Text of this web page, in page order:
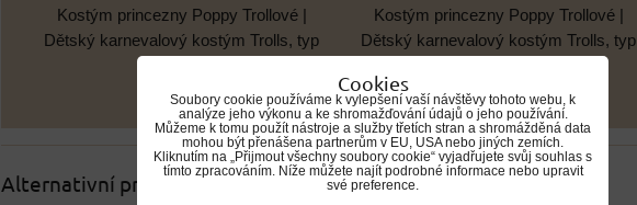
Kostým princezny Poppy Trollové |
Dětský karnevalový kostým Trolls, typ
Kostým princezny Poppy Trollové |
Dětský karnevalový kostým Trolls, typ
Alternativní produkty
Cookies
Soubory cookie používáme k vylepšení vaší návštěvy tohoto webu, k
analýze jeho výkonu a ke shromažďování údajů o jeho používání.
Můžeme k tomu použít nástroje a služby třetích stran a shromážděná data
mohou být přenášena partnerům v EU, USA nebo jiných zemích.
Kliknutím na „Přijmout všechny soubory cookie“ vyjadřujete svůj souhlas s
tímto zpracováním. Níže můžete najít podrobné informace nebo upravit
své preference.